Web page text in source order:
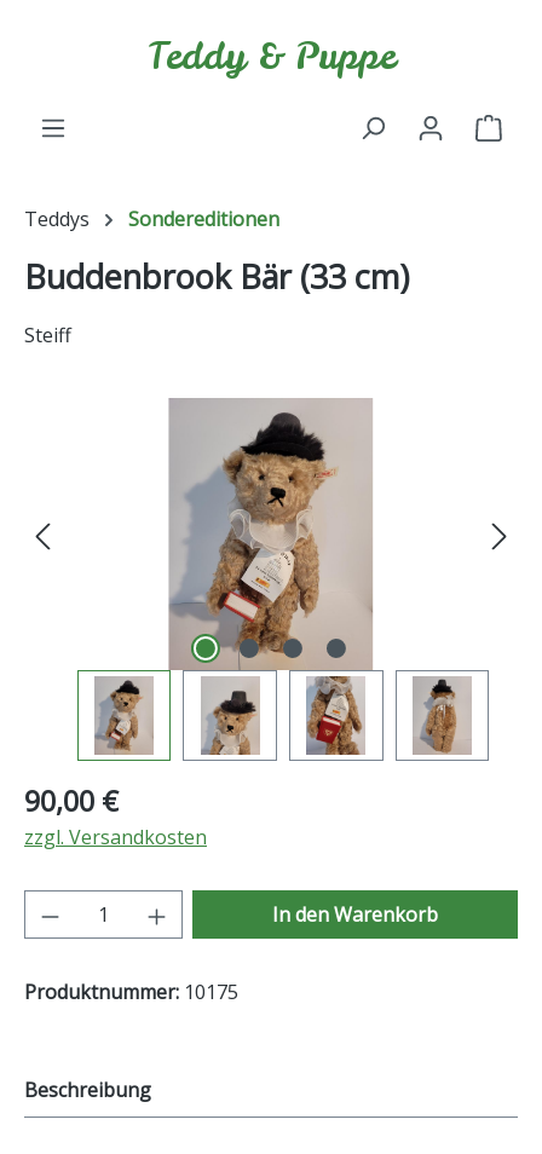
Teddy & Puppe
Teddys Sondereditionen
Buddenbrook Bär (33 cm)
Steiff
Regulärer Preis:
90,00 €
zzgl. Versandkosten
Produkt Anzahl: Gib den gewünschten
In den Warenkorb
Produktnummer: 10175
Beschreibung